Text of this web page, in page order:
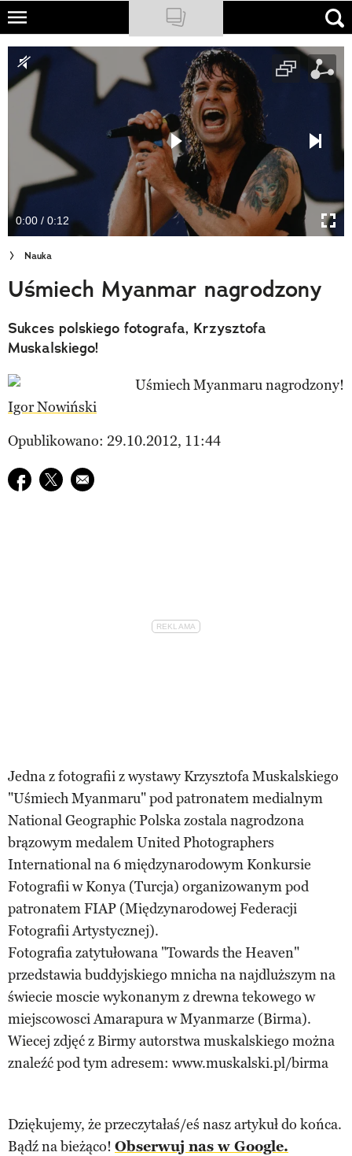
Skip
main
content
NATIONAL GEOGRAPHIC
TRAVELER
PODCASTY
Newsletter
Cuda Polski
Wielki Konkurs Fotograficzny
Trendbook Podróżniczy
Polecane
0:00 / 0:12
Nauka
Uśmiech Myanmar nagrodzony
Sukces polskiego fotografa, Krzysztofa
Muskalskiego!
Igor Nowiński
Opublikowano: 29.10.2012, 11:44
Udostępnij na facebook
Udostępnij na twitter
E-mail do przyjaciela
Jedna z fotografii z wystawy Krzysztofa Muskalskiego
"Uśmiech Myanmaru" pod patronatem medialnym
National Geographic Polska zostala nagrodzona
brązowym medalem United Photographers
International na 6 międzynarodowym Konkursie
Fotografii w Konya (Turcja) organizowanym pod
patronatem FIAP (Międzynarodowej Federacji
Fotografii Artystycznej).
Fotografia zatytułowana "Towards the Heaven"
przedstawia buddyjskiego mnicha na najdluższym na
świecie moscie wykonanym z drewna tekowego w
miejscowosci Amarapura w Myanmarze (Birma).
Wiecej zdjęć z Birmy autorstwa muskalskiego można
znaleźć pod tym adresem: www.muskalski.pl/birma
Dziękujemy, że przeczytałaś/eś nasz artykuł do końca.
Bądź na bieżąco! Obserwuj nas w Google.